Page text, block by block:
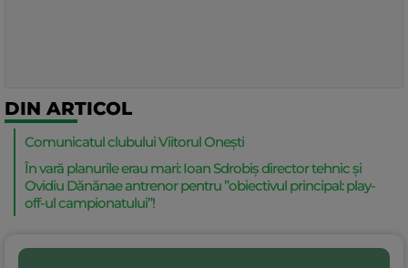
DIN ARTICOL
Comunicatul clubului Viitorul Onești
În vară planurile erau mari: Ioan Sdrobiș director tehnic și
Ovidiu Dănănae antrenor pentru ”obiectivul principal: play-
off-ul campionatului”!